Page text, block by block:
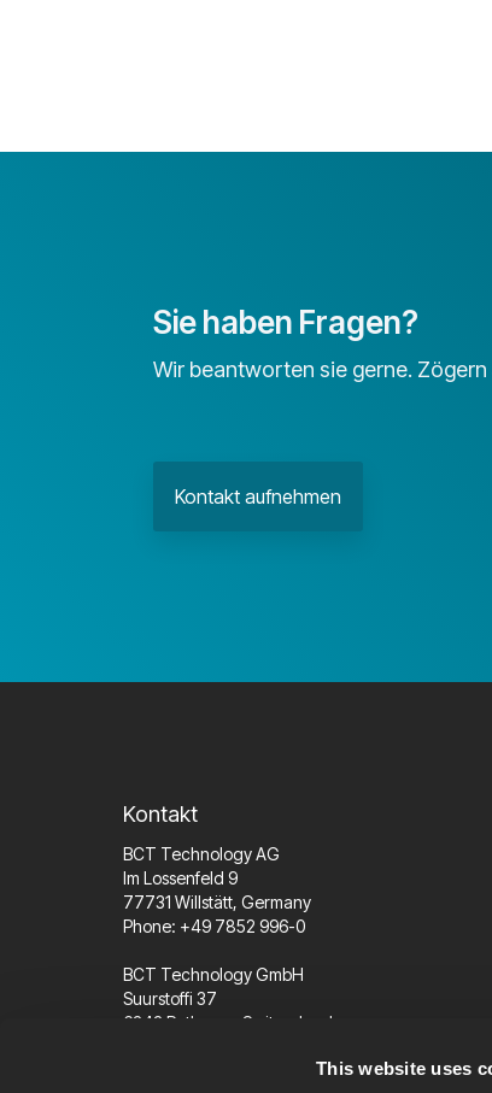
This website uses
Sie haben Fragen?
Wir beantworten sie gerne.
Kontakt aufnehmen
Kontakt
BCT Technology AG
Im Lossenfeld 9
77731 Willstätt, Germany
Phone: +49 7852 996-0
BCT Technology GmbH
Suurstoffi 37
6343 Rotkreuz, Switzerland